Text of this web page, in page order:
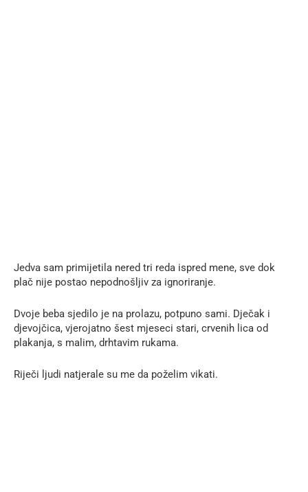
Jedva sam primijetila nered tri reda ispred mene, sve dok
plač nije postao nepodnošljiv za ignoriranje.
Dvoje beba sjedilo je na prolazu, potpuno sami. Dječak i
djevojčica, vjerojatno šest mjeseci stari, crvenih lica od
plakanja, s malim, drhtavim rukama.
Riječi ljudi natjerale su me da poželim vikati.